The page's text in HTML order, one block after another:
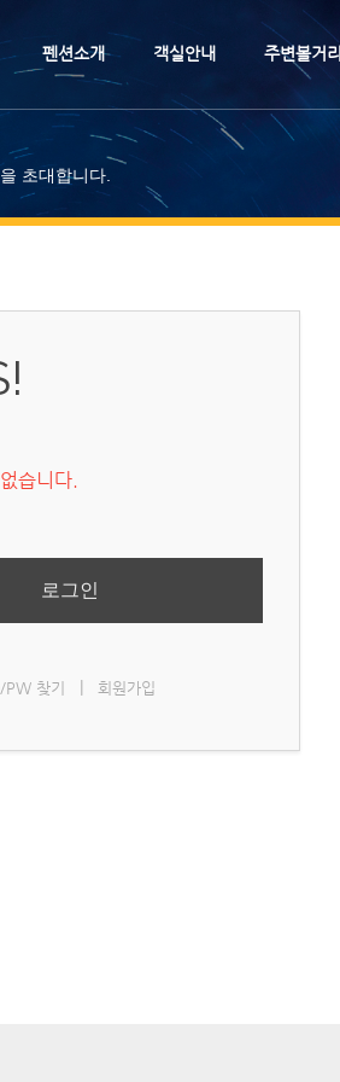
펜션소개
객실안내 주변볼거리
초대합니다.
습니다.
로그인
PW 찾기 회원가입